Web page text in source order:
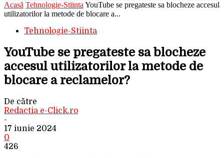
Acasă Tehnologie-Stiinta YouTube se pregateste sa blocheze accesul
utilizatorilor la metode de blocare a...
Tehnologie-Stiinta
YouTube se pregateste sa blocheze
accesul utilizatorilor la metode de
blocare a reclamelor?
De către
Redactia e-Click.ro
-
17 iunie 2024
0
426